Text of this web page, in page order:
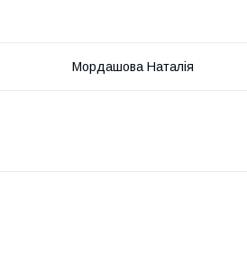
Мордашова Наталія